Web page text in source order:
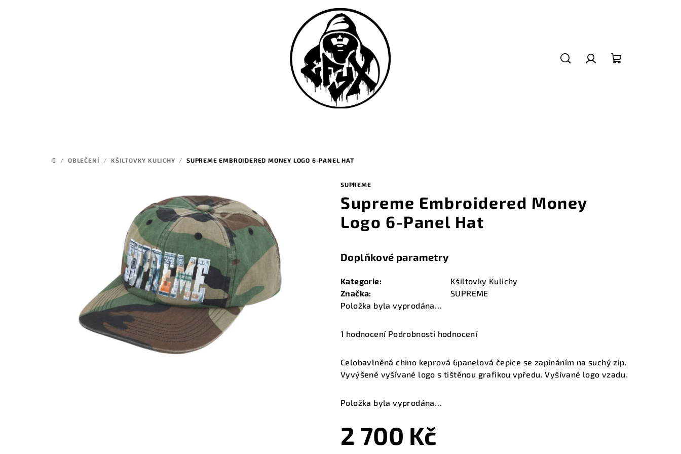
DOMŮ
/ OBLEČENÍ / KŠILTOVKY KULICHY / SUPREME EMBROIDERED MONEY LOGO 6-PANEL HAT
SUPREME
Supreme Embroidered Money
Logo 6-Panel Hat
Doplňkové parametry
Kategorie:
Kšiltovky Kulichy
Značka:
SUPREME
Položka byla vyprodána…
Průměrné
produktu
je
5,0
5
1 hodnocení Podrobnosti hodnocení
Celobavlněná chino keprová 6panelová čepice se zapínáním na suchý zip.
Vyvýšené vyšívané logo s tištěnou grafikou vpředu. Vyšívané logo vzadu.
Položka byla vyprodána…
2 700 Kč